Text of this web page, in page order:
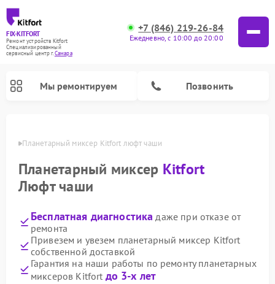
FIX-KITFORT
Ремонт устройств Kitfort
Специализированный
cервисный центр г.Самара
+7 (846) 219-26-84
Ежедневно, с 10:00 до 20:00
Мы ремонтируем Позвонить
Планетарный миксер Kitfort люфт чаши
Планетарный миксер Kitfort
Люфт чаши
Бесплатная диагностика даже при отказе от
ремонта
Привезем и увезем планетарный миксер Kitfort
собственной доставкой
Гарантия на наши работы по ремонту планетарных
миксеров Kitfort до 3-х лет